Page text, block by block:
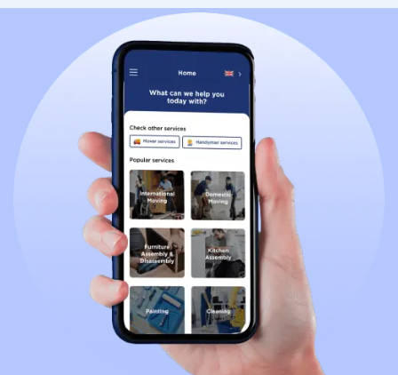
snel afhandelen terwijl jij je concentreert op het
tweede belangrijke aspect van je verhuizing.